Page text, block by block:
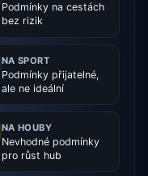
Podmínky na cestách
bez rizik
NA SPORT
Podmínky přijatelné,
ale ne ideální
NA HOUBY
Nevhodné podmínky
pro růst hub